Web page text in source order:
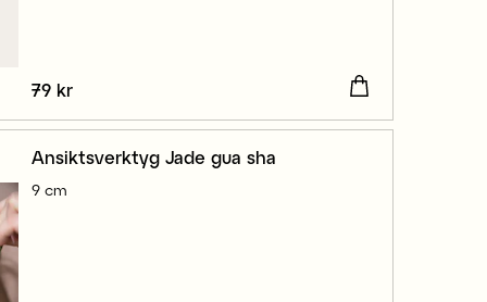
Pris:79 kr
79 kr
Ansiktsverktyg Jade gua sha
9 cm